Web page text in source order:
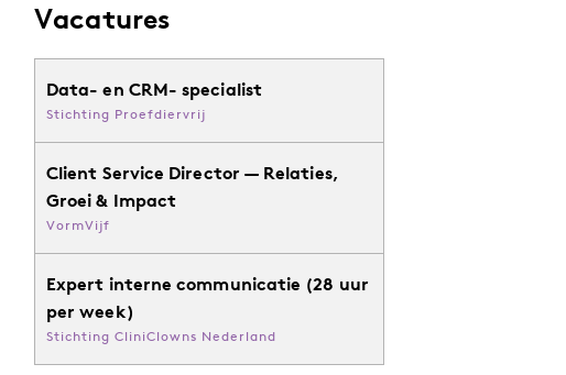
Vacatures
Data- en CRM- specialist
Stichting Proefdiervrij
Client Service Director — Relaties,
Groei & Impact
VormVijf
Expert interne communicatie (28 uur
per week)
Stichting CliniClowns Nederland